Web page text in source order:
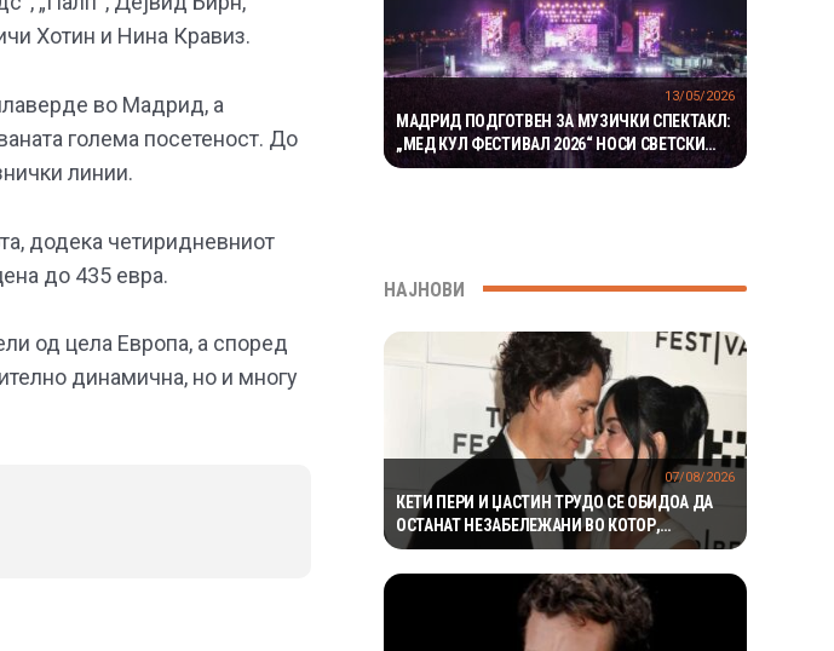
Хотин и Нина Кравиз.
во Мадрид, а
голема посетеност. До
линии.
додека четиридневниот
до 435 евра.
од цела Европа, а според
динамична, но и многу
МАДРИД ПОДГОТВЕН ЗА МУЗИЧКИ СПЕКТАКЛ:
„МЕД КУЛ ФЕСТИВАЛ 2026“ НОСИ СВЕТСКИ
ЅВЕЗДИ И ЧЕТИРИ ДЕНА ЗАБАВА
13/05/2026
НАЈНОВИ
КЕТИ ПЕРИ И ЏАСТИН ТРУДО СЕ ОБИДОА ДА
ОСТАНАТ НЕЗАБЕЛЕЖАНИ ВО КОТОР,
МЕШТАНИТЕ СО ДУХОВИТИ РЕАКЦИИ: „НИКОЈ
НЕ БИ ГИ ПРЕПОЗНАЛ“
07/08/2026